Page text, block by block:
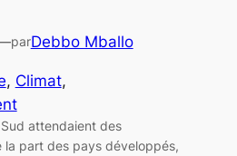
parDebbo Mballo
, Climat
attendaient des
part des pays développés,